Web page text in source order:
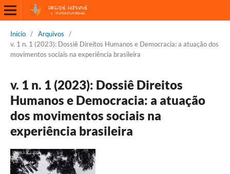
Início / Arquivos
/
v. 1 n. 1 (2023): Dossiê Direitos Humanos e Democracia: a atuação dos
movimentos sociais na experiência brasileira
v. 1 n. 1 (2023): Dossiê Direitos
Humanos e Democracia: a atuação
dos movimentos sociais na
experiência brasileira